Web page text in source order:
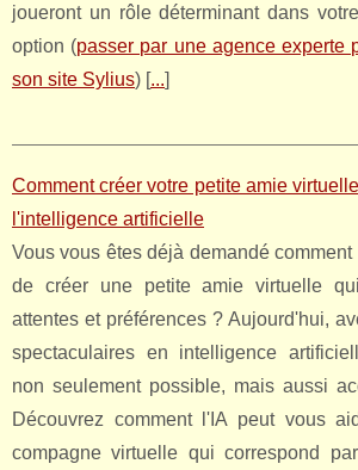
joueront un rôle déterminant dans
option (passer par une agence experte
son site Sylius) [...]
Comment créer votre petite amie
l'intelligence artificielle
Vous vous êtes déjà demandé
de créer une petite amie virtuelle
attentes et préférences ? Aujourd'hui,
spectaculaires en intelligence
non seulement possible, mais aussi
Découvrez comment l'IA peut vous
compagne virtuelle qui correspond